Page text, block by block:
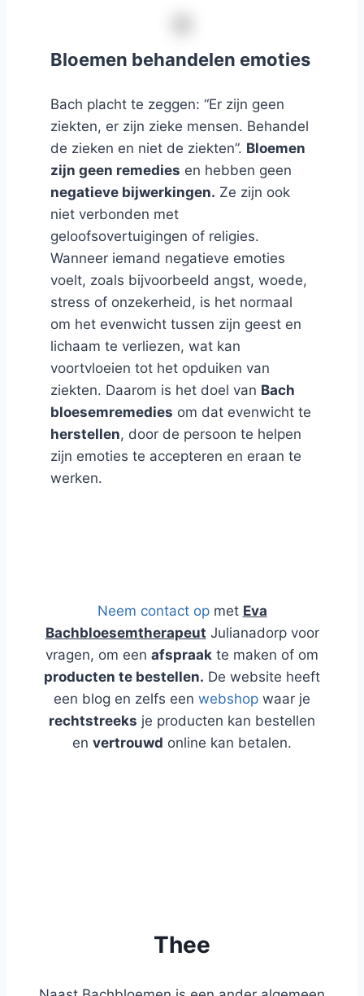
Bloemen behandelen emoties
Bach placht te zeggen: “Er zijn geen
ziekten, er zijn zieke mensen. Behandel
de zieken en niet de ziekten”. Bloemen
zijn geen remedies en hebben geen
negatieve bijwerkingen. Ze zijn ook
niet verbonden met
geloofsovertuigingen of religies.
Wanneer iemand negatieve emoties
voelt, zoals bijvoorbeeld angst, woede,
stress of onzekerheid, is het normaal
om het evenwicht tussen zijn geest en
lichaam te verliezen, wat kan
voortvloeien tot het opduiken van
ziekten. Daarom is het doel van Bach
bloesemremedies om dat evenwicht te
herstellen, door de persoon te helpen
zijn emoties te accepteren en eraan te
werken.
Neem contact opmet Eva
Bachbloesemtherapeut Julianadorp voor
vragen, om een afspraak te maken of om
producten te bestellen. De website heeft
een blog en zelfs een webshop waar je
rechtstreeks je producten kan bestellen
en vertrouwd online kan betalen.
Thee